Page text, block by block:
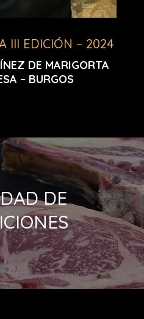
III EDICIÓN – 2024
DE MARIGORTA
– BURGOS
DE